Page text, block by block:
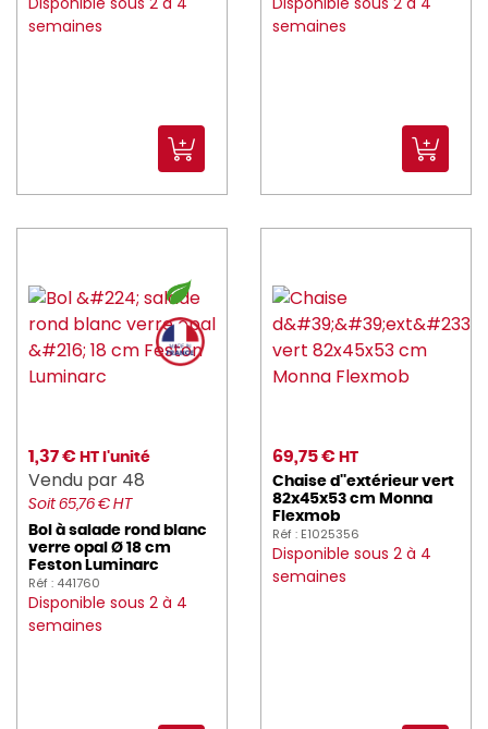
kuantom (2)
LE_VRAI (5)
lesnouvellespailles (4)
LIBBEY (1)
Luminarc (102)
MAPA (9)
MASTRAD (2)
MAUVIEL (60)
MEALPLAK (32)
semaines
semaines
1,37 € HT l'unité
Vendu par 48
Soit 65,76 € HT
Bol à salade rond blanc
verre opal Ø 18 cm
Feston Luminarc
Réf : 441760
Disponible sous 2 à 4
semaines
69,75 € HT
Chaise d''extérieur vert
82x45x53 cm Monna
Flexmob
Réf : E1025356
Disponible sous 2 à 4
semaines